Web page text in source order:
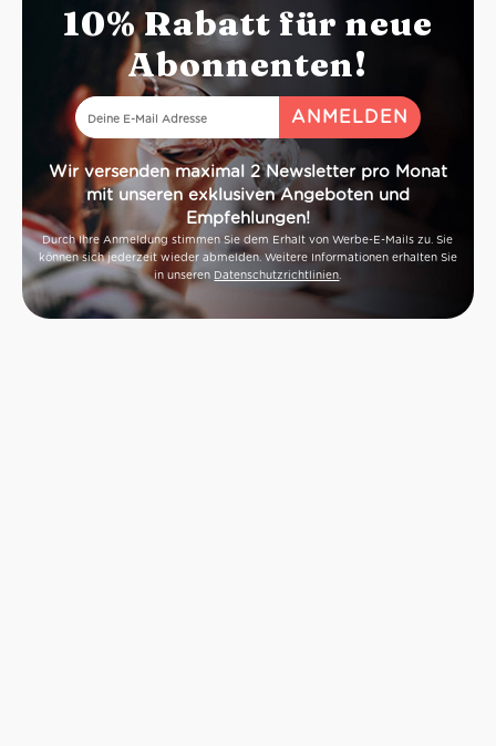
10% Rabatt für neue
Abonnenten!
Wir versenden maximal 2 Newsletter pro Monat
mit unseren exklusiven Angeboten und
Empfehlungen!
Durch Ihre Anmeldung stimmen Sie dem Erhalt von Werbe-E-Mails zu. Sie
können sich jederzeit wieder abmelden. Weitere Informationen erhalten Sie
in unseren Datenschutzrichtlinien